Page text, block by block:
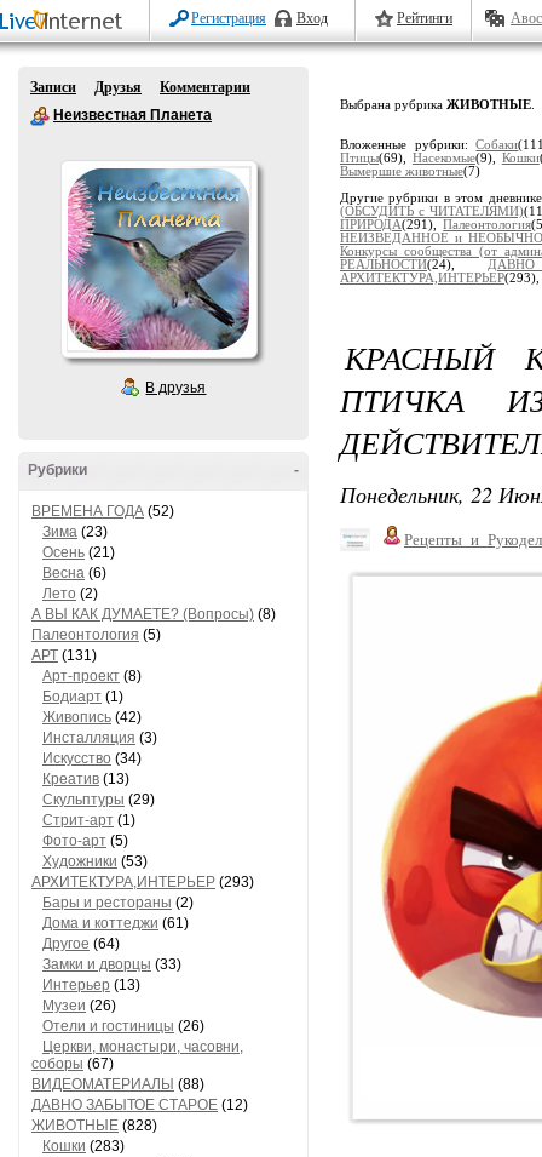
Регистрация Вход Рейтинги
Записи Друзья
Комментарии
Неизвестная Планета
В друзья
-
Рубрики
ВРЕМЕНА ГОДА (52)
Зима (23)
Осень (21)
Весна (6)
Лето (2)
А ВЫ КАК ДУМАЕТЕ? (Вопросы) (8)
Палеонтология (5)
АРТ (131)
Арт-проект (8)
Бодиарт (1)
Живопись (42)
Инсталляция (3)
Искусство (34)
Креатив (13)
Скульптуры (29)
Стрит-арт (1)
Фото-арт (5)
Художники (53)
АРХИТЕКТУРА,ИНТЕРЬЕР (293)
Бары и рестораны (2)
Дома и коттеджи (61)
Другое (64)
Замки и дворцы (33)
Интерьер (13)
Музеи (26)
Отели и гостиницы (26)
Церкви, монастыри, часовни,
соборы (67)
ВИДЕОМАТЕРИАЛЫ (88)
ДАВНО ЗАБЫТОЕ СТАРОЕ (12)
ЖИВОТНЫЕ (828)
Кошки (283)
Выбрана рубрика ЖИВОТНЫЕ
Вложенные рубрики:Собаки
Птицы(69), Насекомые(9), Кошки
Вымершие животные(7)
Другие рубрики в этом
(ОБСУДИТЬ с ЧИТАТЕЛЯМИ)
ПРИРОДА(291),Палеонтология
НЕИЗВЕДАННОЕ и
Конкурсы сообщества (от
РЕАЛЬНОСТИ(24),
АРХИТЕКТУРА,ИНТЕРЬЕР(293),
КРАСНЫЙ
ПТИЧКА
Понедельник, 22